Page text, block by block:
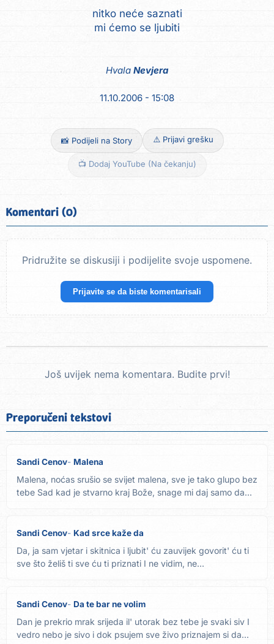
nitko neće saznati
mi ćemo se ljubiti
Hvala Nevjera
11.10.2006 - 15:08
📸 Podijeli na Story ⚠️ Prijavi grešku
📺 Dodaj YouTube (Na čekanju)
Komentari (0)
Pridružite se diskusiji i podijelite svoje uspomene.
Prijavite se da biste komentarisali
Još uvijek nema komentara. Budite prvi!
Preporučeni tekstovi
Sandi Cenov Malena
Malena, noćas srušio se svijet malena, sve je tako glupo bez
tebe Sad kad je stvarno kraj Bože, snage mi daj samo da...
Sandi Cenov Kad srce kaže da
Da, ja sam vjetar i skitnica i ljubit' ću zauvijek govorit' ću ti
sve što želiš ti sve ću ti priznati I ne vidim, ne...
Sandi Cenov Da te bar ne volim
Dan je prekrio mrak srijeda il' utorak bez tebe je svaki siv I
vedro nebo je sivo i dok psujem sve živo priznajem si da...